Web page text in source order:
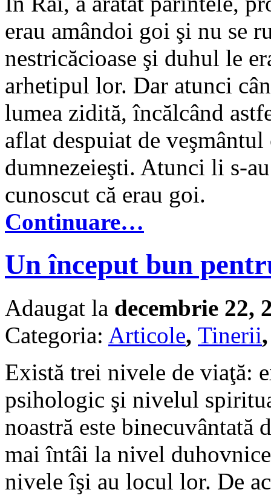
erau amândoi goi şi nu se
nestricăcioase şi duhul le
arhetipul lor. Dar atunci
lumea zidită, încălcând
aflat despuiat de
dumnezeieşti. Atunci li s-
cunoscut că erau goi.
Continuare…
Un început bun
Adaugat la decembrie 22,
Categoria: Articole, Tinerii
Există trei nivele de viaţă:
psihologic şi nivelul
noastră este binecuvântată
mai întâi la nivel
nivele îşi au locul lor. De